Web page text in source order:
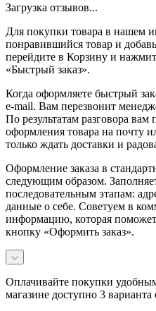
Загрузка отзывов...
Для покупки товара в нашем
понравившийся товар и
перейдите в Корзину и
«Быстрый заказ».
Когда оформляете быстрый
e-mail. Вам перезвонит
По результатам разговора
оформления товара на почту
только ждать доставки и
Оформление заказа в
следующим образом.
последовательным этапам:
данные о себе. Советуем в
информацию, которая
кнопку «Оформить заказ».
Оплачивайте покупки
магазине доступно 3 варианта